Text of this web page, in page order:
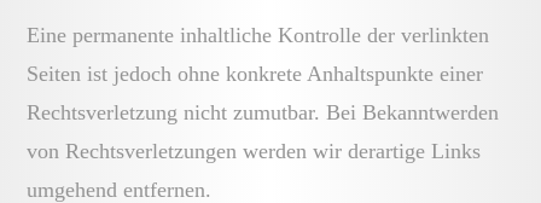
Eine permanente inhaltliche Kontrolle der verlinkten
Seiten ist jedoch ohne konkrete Anhaltspunkte einer
Rechtsverletzung nicht zumutbar. Bei Bekanntwerden
von Rechtsverletzungen werden wir derartige Links
umgehend entfernen.